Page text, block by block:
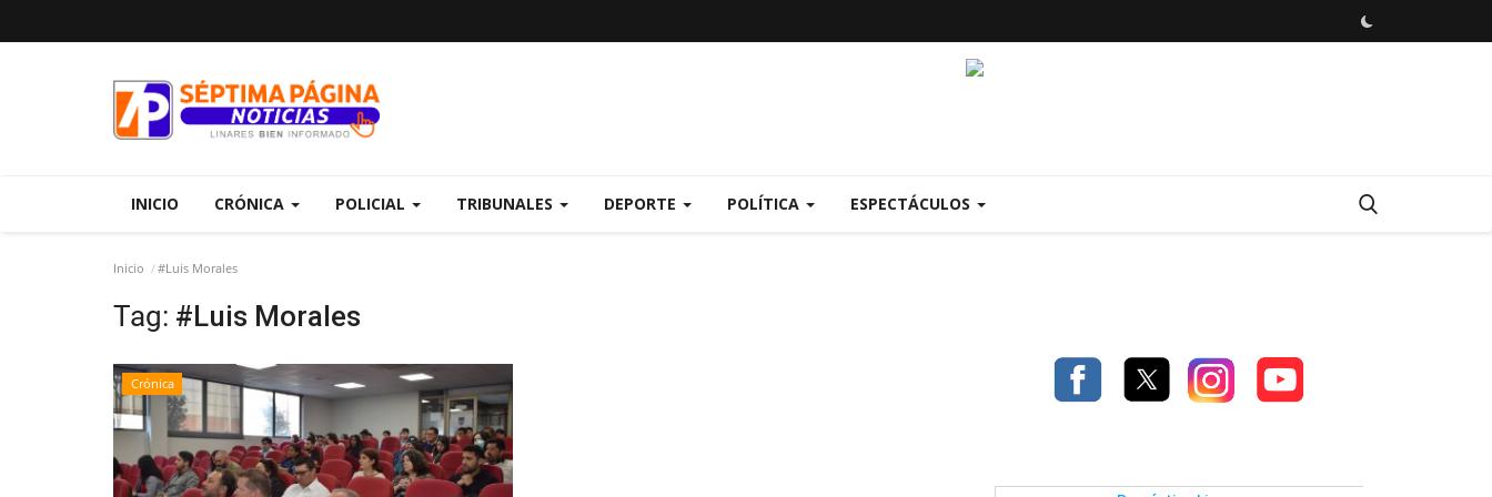
INICIO CRÓNICA POLICIAL TRIBUNALES DEPORTE POLÍTICA ESPECTÁCULOS
Inicio #Luis Morales
Tag: #Luis Morales
Crónica